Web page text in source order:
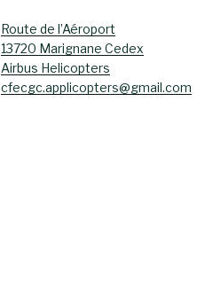
Route de l’Aéroport
13720 Marignane Cedex
Airbus Helicopters
cfecgc.applicopters@gmail.com